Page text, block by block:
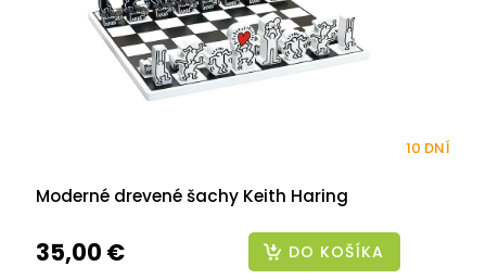
Moderné drevené šachy Keith Haring
10 DNÍ
35,00 € DO KOŠÍKA